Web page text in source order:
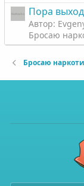
Пора
Автор:
Бросаю
Бросаю